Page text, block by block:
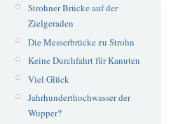
Strohner Brücke auf der
Zielgeraden
Die Messerbrücke zu Strohn
Keine Durchfahrt für Kanuten
Viel Glück
Jahrhunderthochwasser der
Wupper?